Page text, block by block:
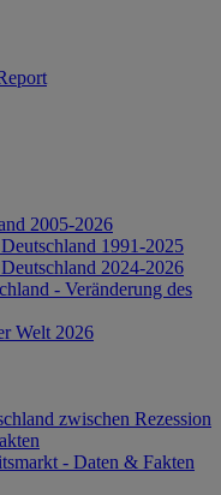
2005-2026
1991-2025
2024-2026
- Veränderung des
Welt 2026
zwischen Rezession
- Daten & Fakten